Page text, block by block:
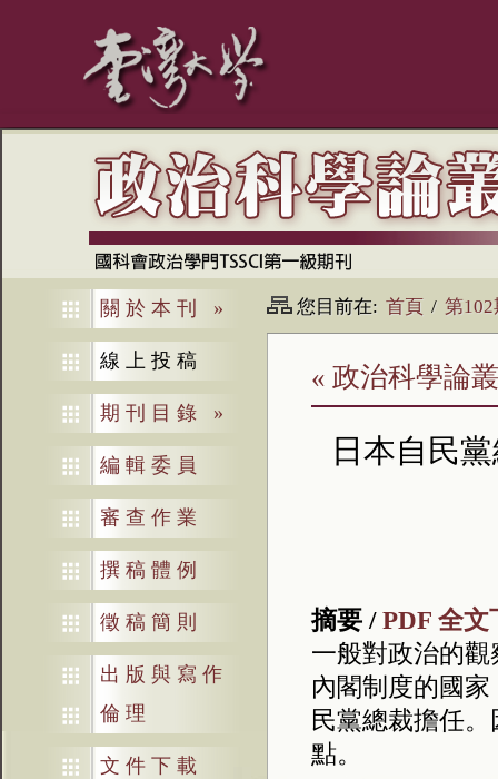
關於本刊 »
線上投稿
期刊目錄 »
編輯委員
審查作業
撰稿體例
徵稿簡則
出版與寫作
倫理
文件下載
您目前在: 首頁 / 第102
« 政治科學論
日本自民
摘要 /PDF 全文
一般對政治的
內閣制度的國
民黨總裁擔任
點。